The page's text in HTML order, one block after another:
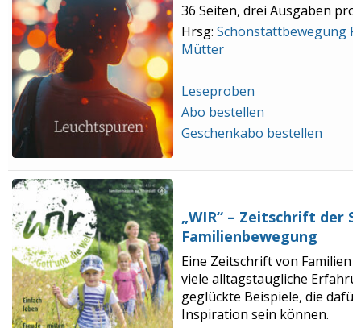
36 Seiten, drei Ausgaben pro
Hrsg: Schönstattbewegung
Mütter
Leseproben
Abo bestellen
Geschenkabo bestellen
„WIR“ – Zeitschrift der
Familienbewegung
Eine Zeitschrift von Familien
viele alltagstaugliche
geglückte Beispiele, die
Inspiration sein können.